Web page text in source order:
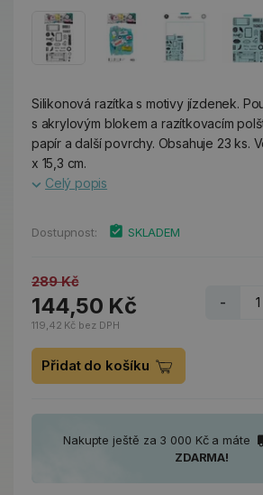
Silikonová razítka s motivy jízdenek.
s akrylovým blokem a razítkovacím
papír a další povrchy. Obsahuje 23 ks.
x 15,3 cm.
Celý popis
Dostupnost: SKLADEM
289 Kč
144,50 Kč
119,42 Kč bez DPH
-
Přidat do košíku
Nakupte ještě za 3 000 Kč a máte
ZDARMA!